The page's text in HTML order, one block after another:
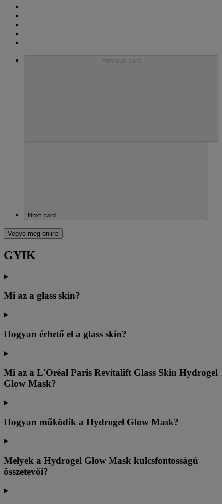
Previous card
Next card
Vegye meg online
GYIK
Mi az a glass skin?
Hogyan érhető el a glass skin?
Mi az a L'Oréal Paris Revitalift Glass Skin Hydrogel
Glow Mask?
Hogyan működik a Hydrogel Glow Mask?
Melyek a Hydrogel Glow Mask kulcsfontosságú
összetevői?